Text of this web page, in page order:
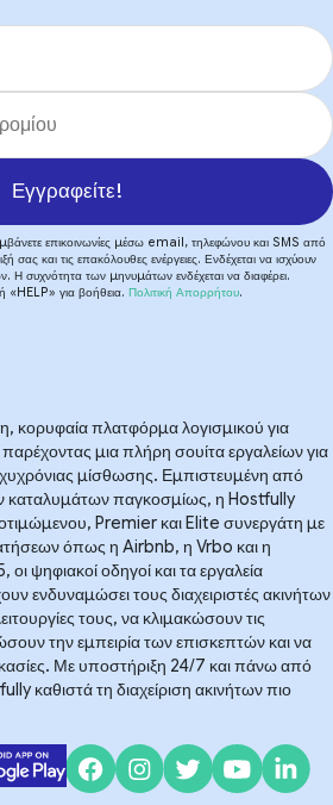
Εγγραφείτε!
επικοινωνίες μέσω email, τηλεφώνου και SMS από
σας και τις επακόλουθες ενέργειες. Ενδέχεται να ισχύουν
Η συχνότητα των μηνυμάτων ενδέχεται να διαφέρει.
«HELP» για βοήθεια. Πολιτική Απορρήτου.
κορυφαία πλατφόρμα λογισμικού για
μια πλήρη σουίτα εργαλείων για
μίσθωσης. Εμπιστευμένη από
καταλυμάτων παγκοσμίως, η Hostfully
Premier και Elite συνεργάτη με
όπως η Airbnb, η Vrbo και η
ψηφιακοί οδηγοί και τα εργαλεία
ενδυναμώσει τους διαχειριστές ακινήτων
τους, να κλιμακώσουν τις
την εμπειρία των επισκεπτών και να
Με υποστήριξη 24/7 και πάνω από
καθιστά τη διαχείριση ακινήτων πιο